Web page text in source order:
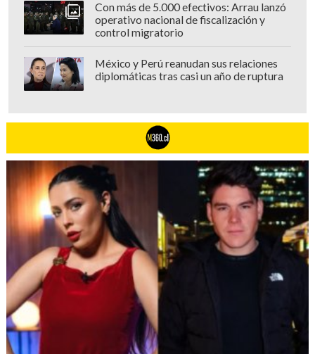
Con más de 5.000 efectivos: Arrau lanzó
operativo nacional de fiscalización y
control migratorio
México y Perú reanudan sus relaciones
diplomáticas tras casi un año de ruptura